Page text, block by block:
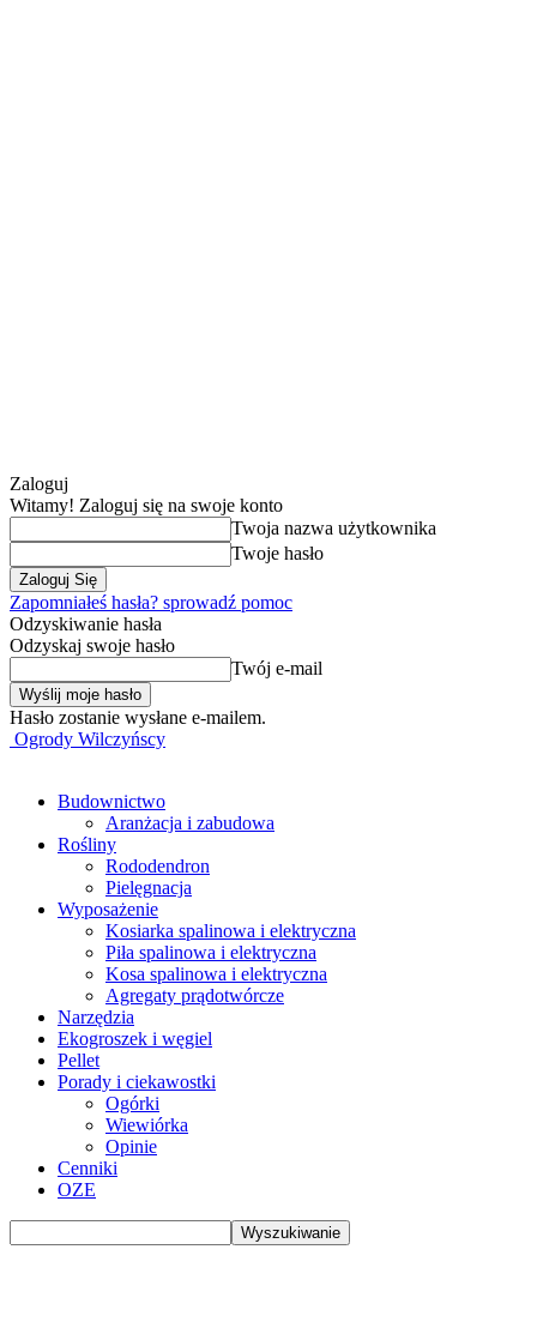
Zaloguj
Witamy! Zaloguj się na swoje konto
Twoja nazwa użytkownika
Twoje hasło
Zapomniałeś hasła? sprowadź pomoc
Odzyskiwanie hasła
Odzyskaj swoje hasło
Twój e-mail
Hasło zostanie wysłane e-mailem.
Ogrody Wilczyńscy
Budownictwo
Aranżacja i zabudowa
Rośliny
Rododendron
Pielęgnacja
Wyposażenie
Kosiarka spalinowa i elektryczna
Piła spalinowa i elektryczna
Kosa spalinowa i elektryczna
Agregaty prądotwórcze
Narzędzia
Ekogroszek i węgiel
Pellet
Porady i ciekawostki
Ogórki
Wiewiórka
Opinie
Cenniki
OZE